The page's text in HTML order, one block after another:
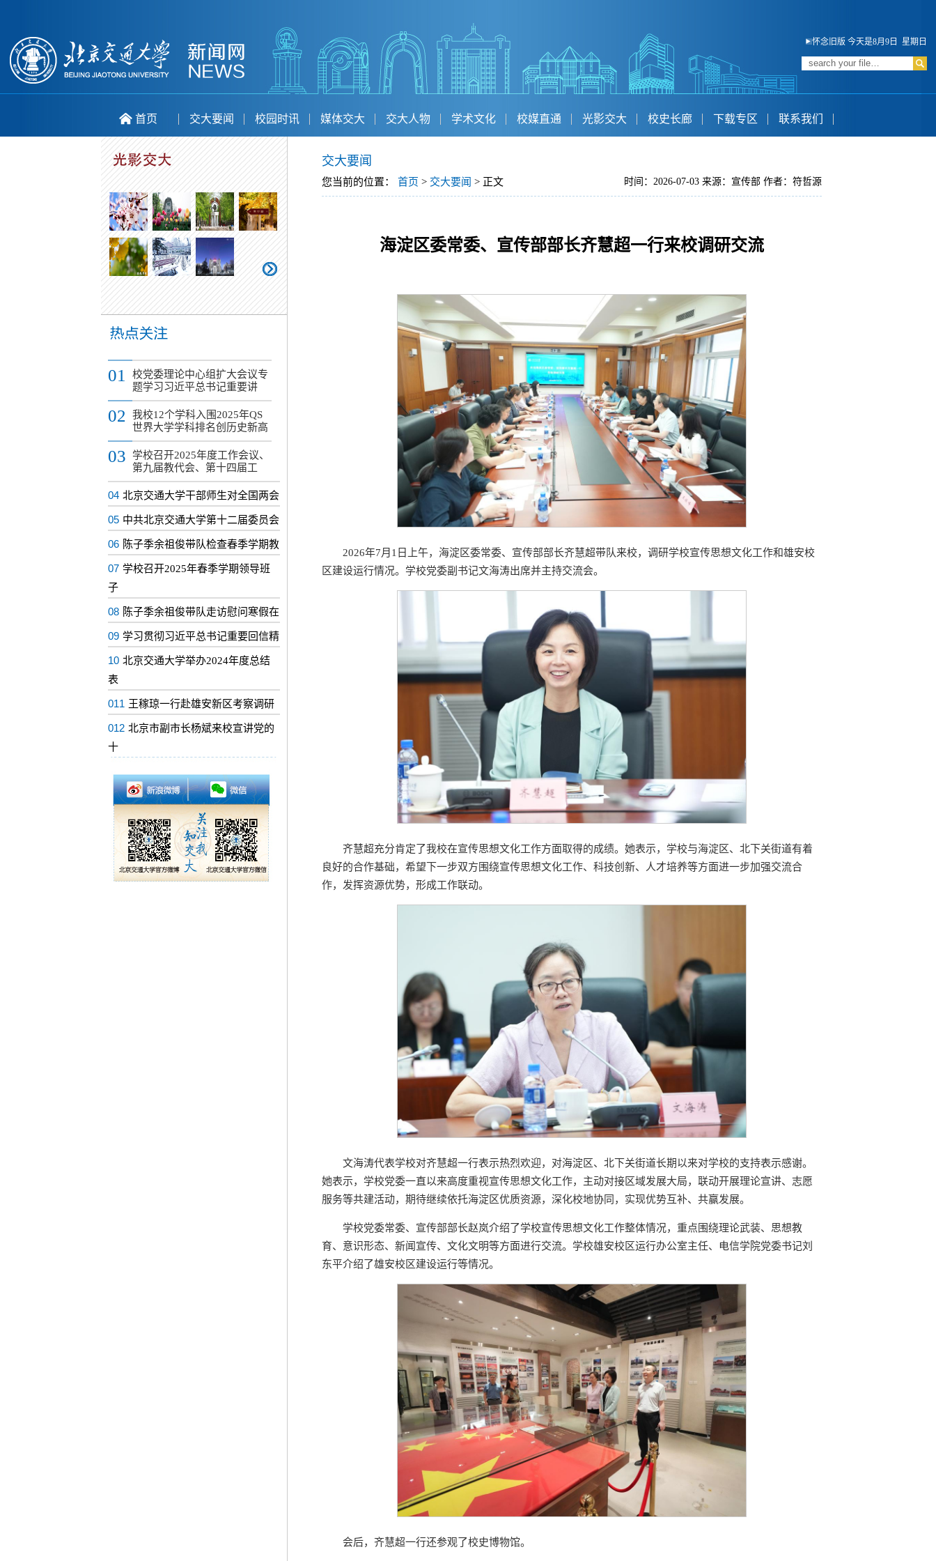
怀念旧版 今天是8月9日 星期日
首页 交大要闻 校园时讯 媒体交大 交大人物 学术文化 校媒直通 光影交大 校史长廊 下载专区 联系我们
喜庆二十大
01
校党委理论中心组扩大会议专
题学习习近平总书记重要讲
02
我校12个学科入围2025年QS
世界大学学科排名创历史新高
03
学校召开2025年度工作会议、
第九届教代会、第十四届工
04 北京交通大学干部师生对全国两会
05 中共北京交通大学第十二届委员会
06 陈子季余祖俊带队检查春季学期教
07 学校召开2025年春季学期领导班
子
08 陈子季余祖俊带队走访慰问寒假在
09 学习贯彻习近平总书记重要回信精
10 北京交通大学举办2024年度总结
表
011 王稼琼一行赴雄安新区考察调研
012 北京市副市长杨斌来校宣讲党的
十
交大要闻
您当前的位置： 首页 > 交大要闻 > 正文 时间：2026-07-03 来源：宣传部 作者：符哲源
海淀区委常委、宣传部部长齐慧超一行来校调研交流
2026年7月1日上午，海淀区委常委、宣传部部长齐慧超带队来校，调研学校宣传思想文化工作和雄安校
区建设运行情况。学校党委副书记文海涛出席并主持交流会。
齐慧超充分肯定了我校在宣传思想文化工作方面取得的成绩。她表示，学校与海淀区、北下关街道有着
良好的合作基础，希望下一步双方围绕宣传思想文化工作、科技创新、人才培养等方面进一步加强交流合
作，发挥资源优势，形成工作联动。
文海涛代表学校对齐慧超一行表示热烈欢迎，对海淀区、北下关街道长期以来对学校的支持表示感谢。
她表示，学校党委一直以来高度重视宣传思想文化工作，主动对接区域发展大局，联动开展理论宣讲、志愿
服务等共建活动，期待继续依托海淀区优质资源，深化校地协同，实现优势互补、共赢发展。
学校党委常委、宣传部部长赵岚介绍了学校宣传思想文化工作整体情况，重点围绕理论武装、思想教
育、意识形态、新闻宣传、文化文明等方面进行交流。学校雄安校区运行办公室主任、电信学院党委书记刘
东平介绍了雄安校区建设运行等情况。
会后，齐慧超一行还参观了校史博物馆。